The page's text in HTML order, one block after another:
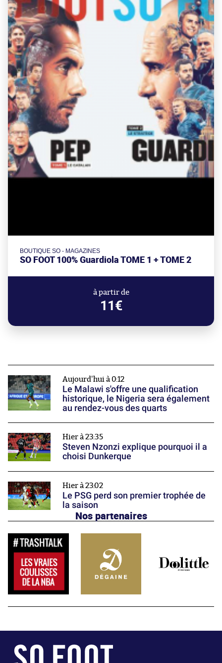
BOUTIQUE SO - MAGAZINES
SO FOOT 100% Guardiola TOME 1 + TOME 2
à partir de
11€
Aujourd'hui à 0:12
Le Malawi s'offre une qualification
historique, le Nigeria sera également
au rendez-vous des quarts
Hier à 23:35
Steven Nzonzi explique pourquoi il a
choisi Dunkerque
Hier à 23:02
Le PSG perd son premier trophée de
la saison
Nos partenaires